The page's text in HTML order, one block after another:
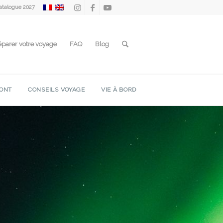
2027
votre voyage FAQ Blog
CONSEILS VOYAGE VIE À BORD